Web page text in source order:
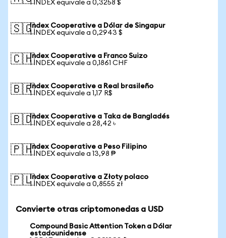
1 INDEX equivale a 0,3258 $
🇸🇬Index Cooperative a Dólar de Singapur
1 INDEX equivale a 0,2943 $
🇨🇭Index Cooperative a Franco Suizo
1 INDEX equivale a 0,1861 CHF
🇧🇷Index Cooperative a Real brasileño
1 INDEX equivale a 1,17 R$
🇧🇩Index Cooperative a Taka de Bangladés
1 INDEX equivale a 28,42 ৳
🇵🇭Index Cooperative a Peso Filipino
1 INDEX equivale a 13,98 ₱
🇵🇱Index Cooperative a Złoty polaco
1 INDEX equivale a 0,8555 zł
Convierte otras criptomonedas a USD
Compound Basic Attention Token a Dólar
estadounidense